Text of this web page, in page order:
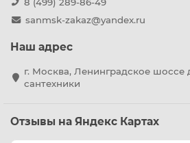
8 (499) 289-86-49
sanmsk-zakaz@yandex.ru
Наш адрес
г. Москва, Ленинградское шоссе
сантехники
Отзывы на Яндекс Картах